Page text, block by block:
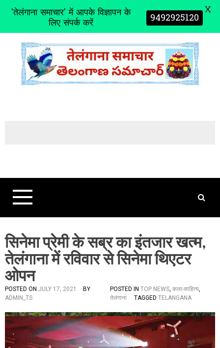
t
सिनेमा प्रेमी के सब्र का इंतजार खत्म,
तेलंगाना में रविवार से सिनेमा थिएटर
ओपन
POSTED ON JULY 17, 2021
BY
ADMIN_TS
POSTED IN TOP NEWS, कला-साहित्य,
तेलंगाना
TAGGED TELANGANA
'तेलंगाना समाचार' में आपके विज्ञापन के
लिए संपर्क करें 9492925120 X